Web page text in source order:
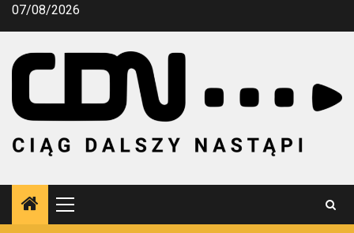
Przejdź
07/08/2026
Menu
główne